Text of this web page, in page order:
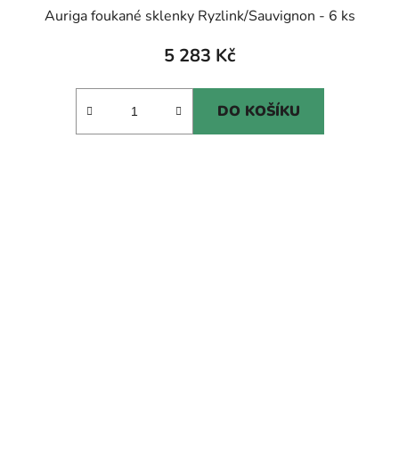
Auriga foukané sklenky Ryzlink/Sauvignon - 6 ks
5 283 Kč
DO KOŠÍKU